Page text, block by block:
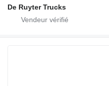
De Ruyter Trucks